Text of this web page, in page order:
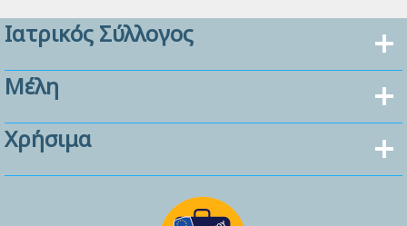
Ιατρικός Σύλλογος
Μέλη
Χρήσιμα